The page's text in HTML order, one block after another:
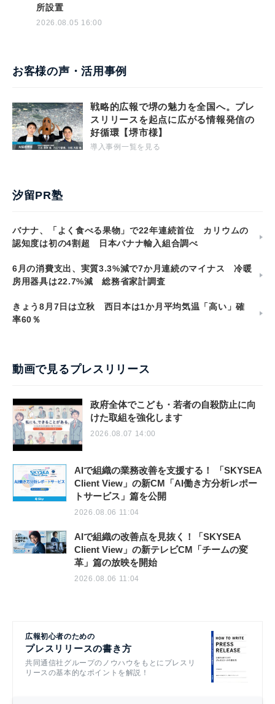
所設置
2026.08.05 16:00
お客様の声・活用事例
戦略的広報で堺の魅力を全国へ。プレ
スリリースを起点に広がる情報発信の
好循環【堺市様】
導入事例一覧を見る
汐留PR塾
バナナ、「よく食べる果物」で22年連続首位 カリウムの
認知度は初の4割超 日本バナナ輸入組合調べ
6月の消費支出、実質3.3%減で7か月連続のマイナス 冷暖
房用器具は22.7%減 総務省家計調査
きょう8月7日は立秋 西日本は1か月平均気温「高い」確
率60％
動画で見るプレスリリース
政府全体でこども・若者の自殺防止に向
けた取組を強化します
2026.08.07 14:00
AIで組織の業務改善を支援する！ 「SKYSEA
Client View」の新CM「AI働き方分析レポー
トサービス」篇を公開
2026.08.06 11:04
AIで組織の改善点を見抜く！「SKYSEA
Client View」の新テレビCM「チームの変
革」篇の放映を開始
2026.08.06 11:04
広報初心者のための
プレスリリースの書き方
共同通信社グループのノウハウをもとにプレスリ
リースの基本的なポイントを解説！